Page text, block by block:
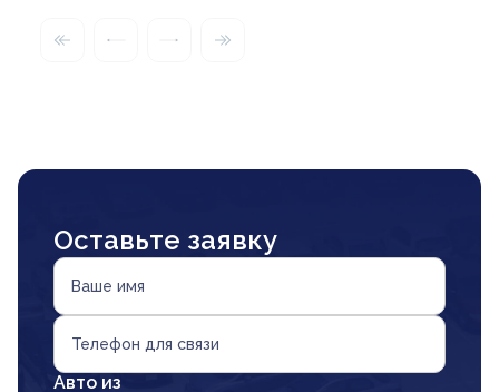
Оставьте заявку
Ваше имя
Телефон для связи
Авто из